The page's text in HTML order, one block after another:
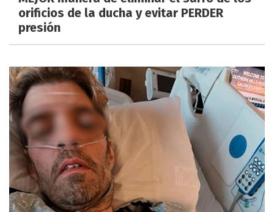
orificios de la ducha y evitar PERDER
presión